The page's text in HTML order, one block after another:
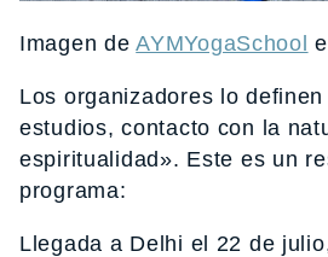
Imagen deAYMYogaSchool
Los organizadores lo
estudios, contacto con la
espiritualidad». Este es un
programa:
Llegada a Delhi el 22 de